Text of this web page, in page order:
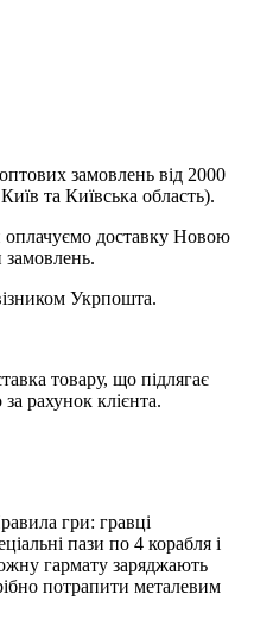
замовлень від 2000
та Київська область).
оплачуємо доставку Новою
Укрпошта.
товару, що підлягає
рахунок клієнта.
гри: гравці
пази по 4 корабля і
гармату заряджають
потрапити металевим